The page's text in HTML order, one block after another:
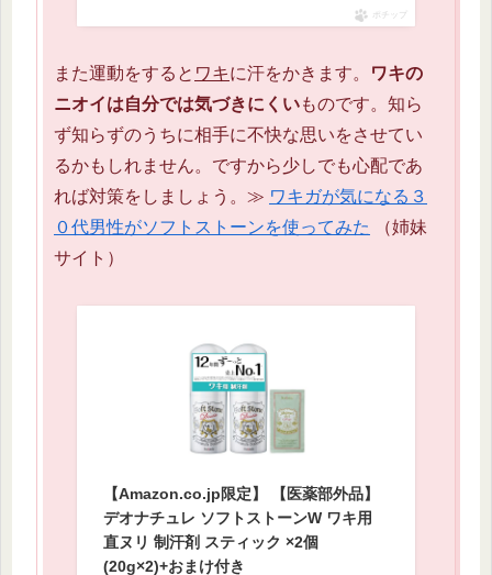
ポチップ
また運動をすると ワキに汗をかきます。
ワキの
ニオイは自分では気づきにくいものです。知ら
ず知らずのうちに相手に不快な思いをさせてい
るかもしれません。ですから少しでも心配であ
れば対策をしましょう。≫ ワキガが気になる３
０代男性がソフトストーンを使ってみた
（姉妹
サイト）
【Amazon.co.jp限定】 【医薬部外品】
デオナチュレ ソフトストーンW ワキ用
直ヌリ 制汗剤 スティック ×2個
(20g×2)+おまけ付き